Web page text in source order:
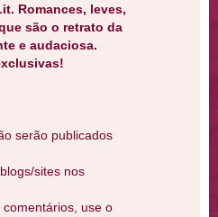
Romances, leves,
são o retrato da
e audaciosa.
serão publicados
sites nos
use o